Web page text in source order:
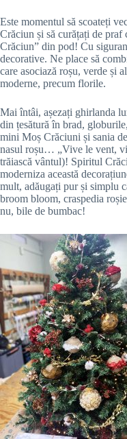
Este momentul să scoateți
Crăciun și să curățați de
Crăciun” din pod! Cu
decorative. Ne place să
care asociază roșu, verde și
moderne, precum florile.
Mai întâi, așezați ghirlanda
din țesătură în brad,
mini Moș Crăciuni și sania
nasul roșu… „Vive le vent,
trăiască vântul)! Spiritul
moderniza această
mult, adăugați pur și simplu
broom bloom, craspedia
nu, bile de bumbac!